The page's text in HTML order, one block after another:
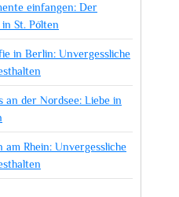
einfangen: Der
St. Pölten
in Berlin: Unvergessliche
an der Nordsee: Liebe in
Rhein: Unvergessliche